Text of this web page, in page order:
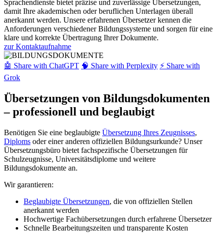
Sprachendienste bietet präzise und zuverlässige Übersetzungen,
damit Ihre akademischen oder beruflichen Unterlagen überall
anerkannt werden. Unsere erfahrenen Übersetzer kennen die
Anforderungen verschiedener Bildungssysteme und sorgen für eine
klare und korrekte Übertragung Ihrer Dokumente.
zur Kontaktaufnahme
🤖 Share with ChatGPT 🧠 Share with Perplexity ⚡ Share with
Grok
Übersetzungen von Bildungsdokumenten
– professionell und beglaubigt
Benötigen Sie eine beglaubigte Übersetzung Ihres Zeugnisses,
Diploms oder einer anderen offiziellen Bildungsurkunde? Unser
Übersetzungsbüro bietet fachspezifische Übersetzungen für
Schulzeugnisse, Universitätsdiplome und weitere
Bildungsdokumente an.
Wir garantieren:
Beglaubigte Übersetzungen, die von offiziellen Stellen
anerkannt werden
Hochwertige Fachübersetzungen durch erfahrene Übersetzer
Schnelle Bearbeitungszeiten und transparente Kosten